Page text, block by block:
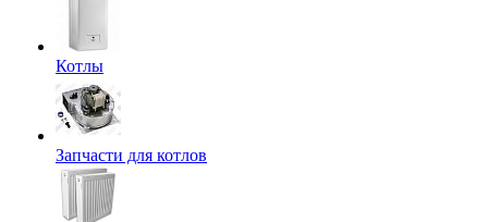
Котлы
Запчасти для котлов